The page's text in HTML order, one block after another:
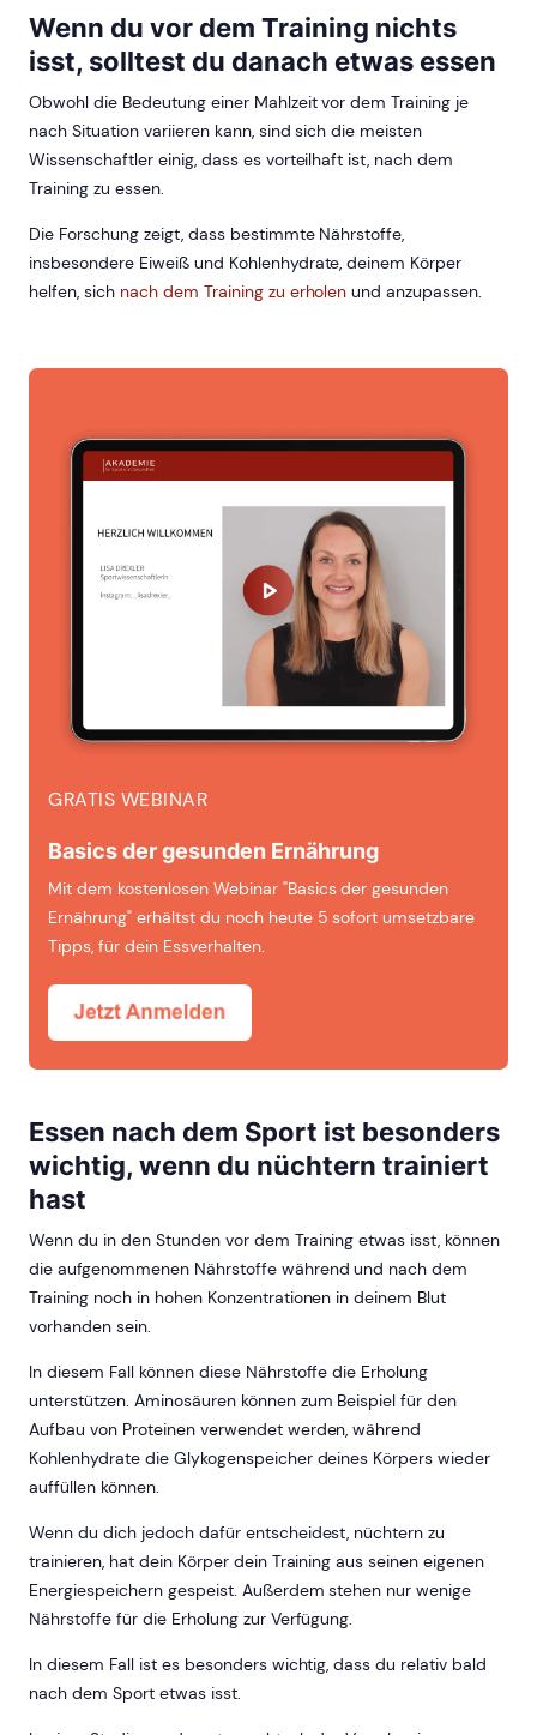
Wenn du vor dem Training nichts
isst, solltest du danach etwas essen
Obwohl die Bedeutung einer Mahlzeit vor dem Training je
nach Situation variieren kann, sind sich die meisten
Wissenschaftler einig, dass es vorteilhaft ist, nach dem
Training zu essen.
Die Forschung zeigt, dass bestimmte Nährstoffe,
insbesondere Eiweiß und Kohlenhydrate, deinem Körper
helfen, sich nach dem Training zu erholen und anzupassen.
GRATIS WEBINAR
Basics der gesunden Ernährung
Mit dem kostenlosen Webinar "Basics der gesunden
Ernährung" erhältst du noch heute 5 sofort umsetzbare
Tipps, für dein Essverhalten.
Essen nach dem Sport ist besonders
wichtig, wenn du nüchtern trainiert
hast
Wenn du in den Stunden vor dem Training etwas isst, können
die aufgenommenen Nährstoffe während und nach dem
Training noch in hohen Konzentrationen in deinem Blut
vorhanden sein.
In diesem Fall können diese Nährstoffe die Erholung
unterstützen. Aminosäuren können zum Beispiel für den
Aufbau von Proteinen verwendet werden, während
Kohlenhydrate die Glykogenspeicher deines Körpers wieder
auffüllen können.
Wenn du dich jedoch dafür entscheidest, nüchtern zu
trainieren, hat dein Körper dein Training aus seinen eigenen
Energiespeichern gespeist. Außerdem stehen nur wenige
Nährstoffe für die Erholung zur Verfügung.
In diesem Fall ist es besonders wichtig, dass du relativ bald
nach dem Sport etwas isst.